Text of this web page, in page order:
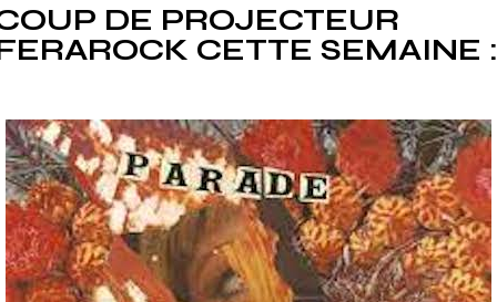
DE PROJECTEUR
CETTE SEMAINE :